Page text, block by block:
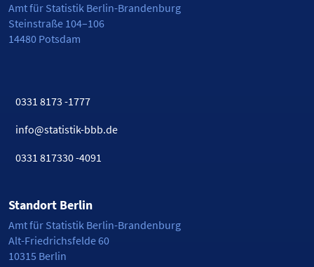
Amt für Statistik Berlin-Brandenburg
Steinstraße 104–106
14480 Potsdam
0331 8173 -1777
info@statistik-bbb.de
0331 817330 -4091
Standort Berlin
Amt für Statistik Berlin-Brandenburg
Alt-Friedrichsfelde 60
10315 Berlin